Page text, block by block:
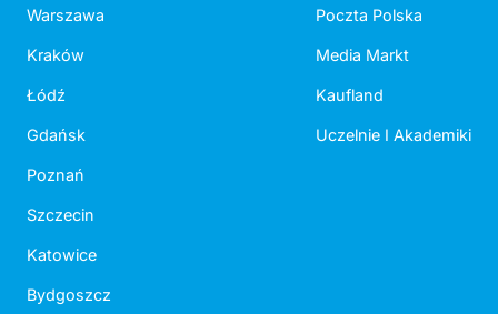
Warszawa
Kraków
Łódź
Gdańsk
Poznań
Szczecin
Katowice
Bydgoszcz
Poczta Polska
Media Markt
Kaufland
Uczelnie I Akademiki